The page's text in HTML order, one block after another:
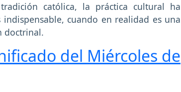
católica, la práctica cultural ha
cuando en realidad es una
doctrinal.
del Miércoles de